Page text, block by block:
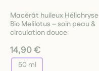
Macérât huileux Hélichryse
Bio Melilotus – soin peau &
circulation douce
14,90 €
50 ml